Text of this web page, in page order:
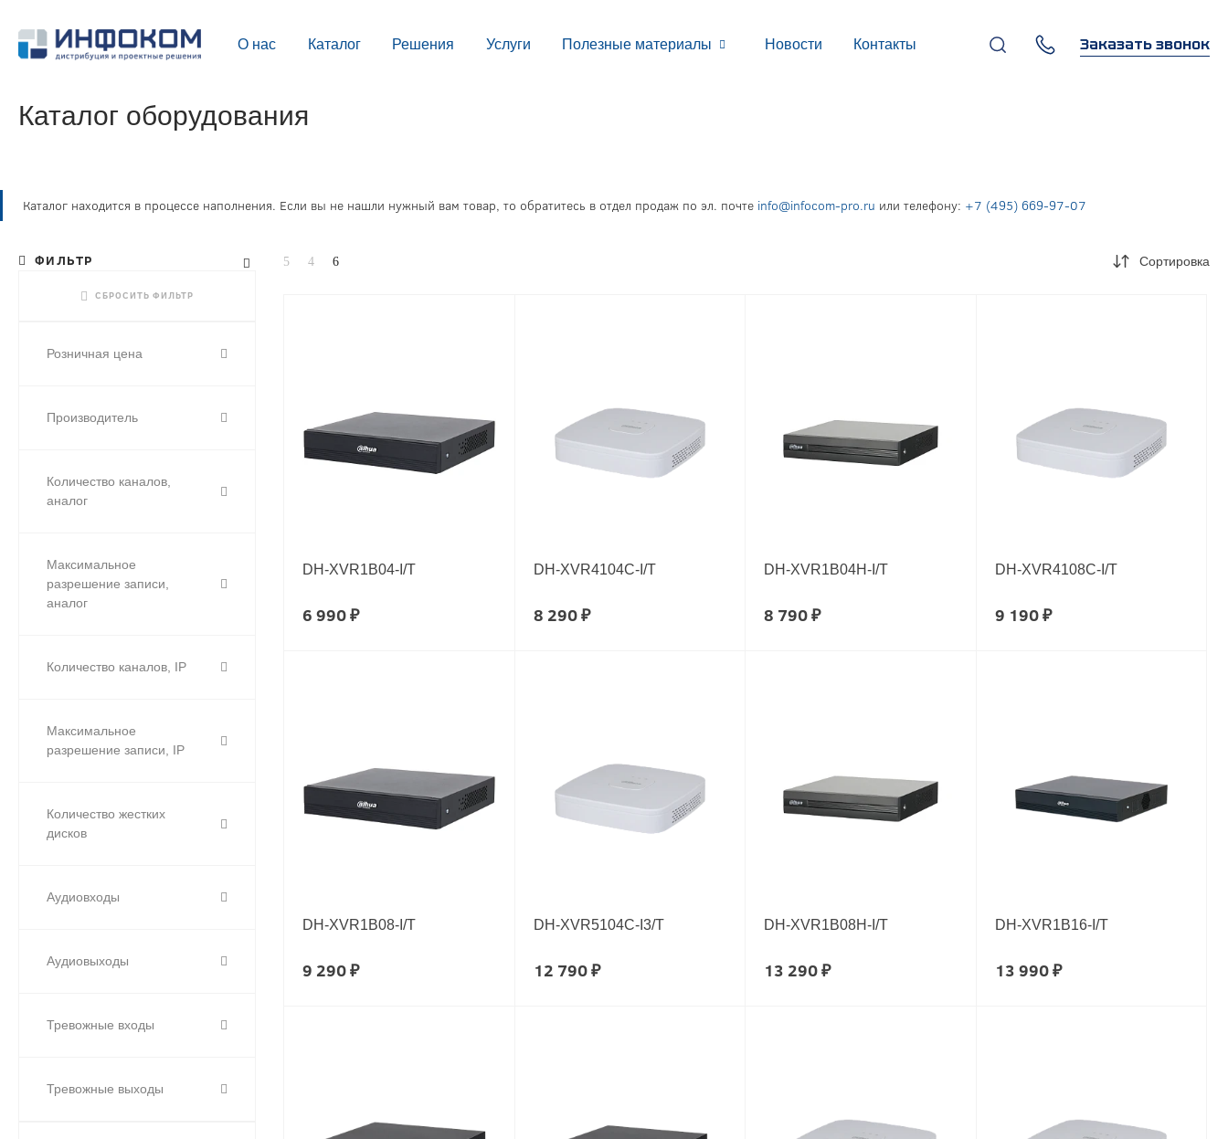
О нас Каталог Решения Услуги Полезные материалы Новости Контакты Заказать звонок
Каталог оборудования
Каталог находится в процессе наполнения. Если вы не нашли нужный вам товар, то обратитесь в отдел продаж по эл. почте info@infocom-pro.ru или телефону: +7 (495) 669-97-07
ФИЛЬТР
СБРОСИТЬ ФИЛЬТР
Розничная цена
Производитель
Количество каналов,
аналог
Максимальное
разрешение записи,
аналог
Количество каналов, IP
Максимальное
разрешение записи, IP
Количество жестких
дисков
Аудиовходы
Аудиовыходы
Тревожные входы
Тревожные выходы
Сортировка
DH-XVR1B04-I/T
6 990 ₽
DH-XVR4104C-I/T
8 290 ₽
DH-XVR1B04H-I/T
8 790 ₽
DH-XVR4108C-I/T
9 190 ₽
DH-XVR1B08-I/T
9 290 ₽
DH-XVR5104C-I3/T
12 790 ₽
DH-XVR1B08H-I/T
13 290 ₽
DH-XVR1B16-I/T
13 990 ₽